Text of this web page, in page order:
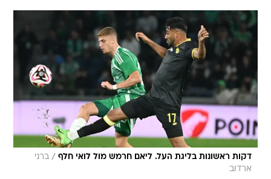
דקות ראשונות בליגת העל. ליאם חרמש מול לואי חלף / ברני
ארדוב